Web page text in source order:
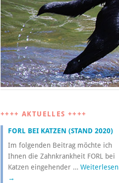
++++ AKTUELLES ++++
FORL BEI KATZEN (STAND 2020)
Im folgenden Beitrag möchte ich
Ihnen die Zahnkrankheit FORL bei
Katzen eingehender … Weiterlesen
→